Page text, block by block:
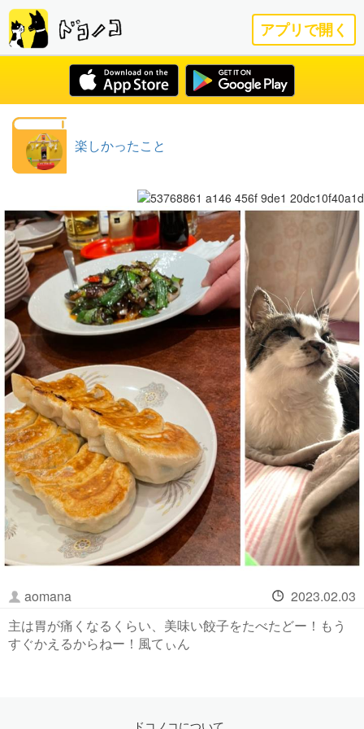
アプリで開く
楽しかったこと
aomana
2023.02.03
主は胃が痛くなるくらい、美味い餃子をたべたどー！もう
すぐかえるからねー！風てぃん